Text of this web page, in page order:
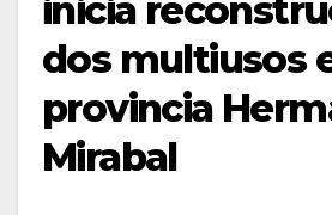
inicia
dos multiusos
provincia
Mirabal